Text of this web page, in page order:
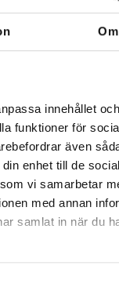
Om
innehållet och
funktioner för
även
enhet till de
vi samarbetar
med annan
samlat in när du
10072810
10073436